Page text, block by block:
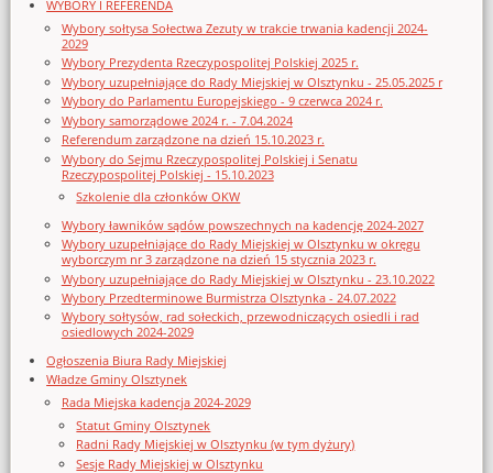
WYBORY I REFERENDA
Wybory sołtysa Sołectwa Zezuty w trakcie trwania kadencji 2024-
2029
Wybory Prezydenta Rzeczypospolitej Polskiej 2025 r.
Wybory uzupełniające do Rady Miejskiej w Olsztynku - 25.05.2025 r
Wybory do Parlamentu Europejskiego - 9 czerwca 2024 r.
Wybory samorządowe 2024 r. - 7.04.2024
Referendum zarządzone na dzień 15.10.2023 r.
Wybory do Sejmu Rzeczypospolitej Polskiej i Senatu
Rzeczypospolitej Polskiej - 15.10.2023
Szkolenie dla członków OKW
Wybory ławników sądów powszechnych na kadencję 2024-2027
Wybory uzupełniające do Rady Miejskiej w Olsztynku w okręgu
wyborczym nr 3 zarządzone na dzień 15 stycznia 2023 r.
Wybory uzupełniające do Rady Miejskiej w Olsztynku - 23.10.2022
Wybory Przedterminowe Burmistrza Olsztynka - 24.07.2022
Wybory sołtysów, rad sołeckich, przewodniczących osiedli i rad
osiedlowych 2024-2029
Ogłoszenia Biura Rady Miejskiej
Władze Gminy Olsztynek
Rada Miejska kadencja 2024-2029
Statut Gminy Olsztynek
Radni Rady Miejskiej w Olsztynku (w tym dyżury)
Sesje Rady Miejskiej w Olsztynku